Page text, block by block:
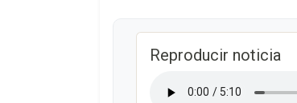
Reproducir noticia